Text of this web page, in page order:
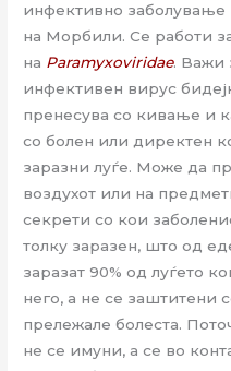
инфективно
на Морбили. Се работи
на Paramyxoviridae. Важи
инфективен вирус
пренесува со кивање и
со болен или директен
заразни луѓе. Може да
воздухот или на
секрети со кои
толку заразен, што од
заразат 90% од луѓето
него, а не се заштитени
прележале болеста.
не се имуни, а се во